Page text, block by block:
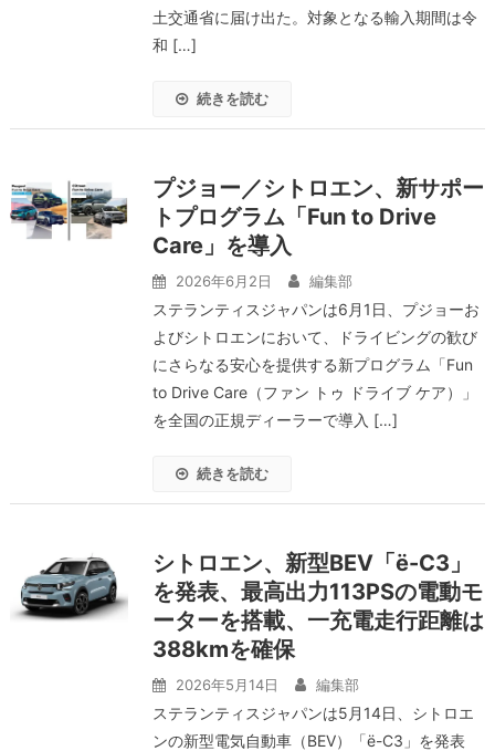
土交通省に届け出た。対象となる輸入期間は令
和 […]
続きを読む
プジョー／シトロエン、新サポー
トプログラム「Fun to Drive
Care」を導入
2026年6月2日 編集部
ステランティスジャパンは6月1日、プジョーお
よびシトロエンにおいて、ドライビングの歓び
にさらなる安心を提供する新プログラム「Fun
to Drive Care（ファン トゥ ドライブ ケア）」
を全国の正規ディーラーで導入 […]
続きを読む
シトロエン、新型BEV「ë-C3」
を発表、最高出力113PSの電動モ
ーターを搭載、一充電走行距離は
388kmを確保
2026年5月14日 編集部
ステランティスジャパンは5月14日、シトロエ
ンの新型電気自動車（BEV）「ë-C3」を発表